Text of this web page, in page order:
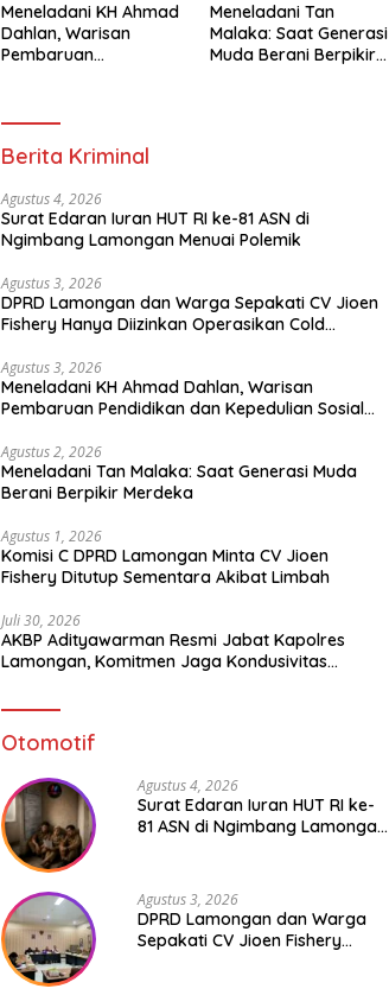
Meneladani KH Ahmad
Dahlan, Warisan
Pembaruan
Generasi Muda
Meneladani Tan
Malaka: Saat Generasi
Muda Berani Berpikir
Berita Kriminal
Agustus 4, 2026
Surat Edaran Iuran HUT RI ke-81 ASN di
Ngimbang Lamongan Menuai Polemik
Agustus 3, 2026
DPRD Lamongan dan Warga Sepakati CV Jioen
Fishery Hanya Diizinkan Operasikan Cold
Agustus 3, 2026
Meneladani KH Ahmad Dahlan, Warisan
Pembaruan Pendidikan dan Kepedulian Sosial
Agustus 2, 2026
Meneladani Tan Malaka: Saat Generasi Muda
Berani Berpikir Merdeka
Agustus 1, 2026
Komisi C DPRD Lamongan Minta CV Jioen
Fishery Ditutup Sementara Akibat Limbah
Juli 30, 2026
AKBP Adityawarman Resmi Jabat Kapolres
Lamongan, Komitmen Jaga Kondusivitas
Otomotif
Agustus 4, 2026
Surat Edaran Iuran HUT RI ke-
81 ASN di Ngimbang Lamongan
Agustus 3, 2026
DPRD Lamongan dan Warga
Sepakati CV Jioen Fishery